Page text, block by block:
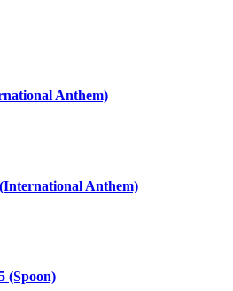
Anthem)
Anthem)
(Spoon)